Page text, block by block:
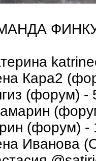
Кара2
(форум) -
(форум) -
Иванова